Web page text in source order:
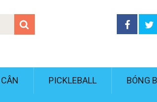
PICKLEBALL BÓNG